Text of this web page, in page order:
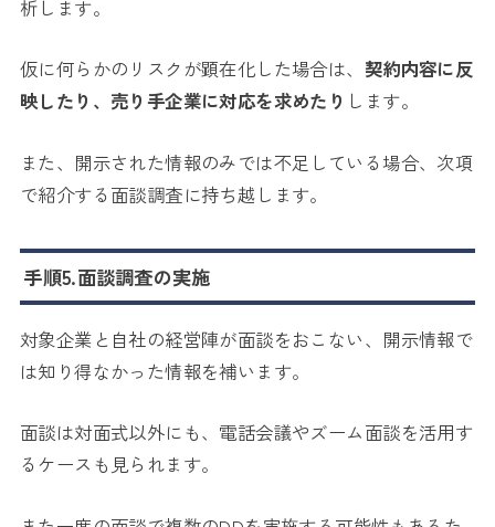
析します。
仮に何らかのリスクが顕在化した場合は、 契約内容に反
映したり、売り手企業に対応を求めたり します。
また、開示された情報のみでは不足している場合、次項
で紹介する面談調査に持ち越します。
手順5.面談調査の実施
対象企業と自社の経営陣が面談をおこない、開示情報で
は知り得なかった情報を補います。
面談は対面式以外にも、電話会議やズーム面談を活用す
るケースも見られます。